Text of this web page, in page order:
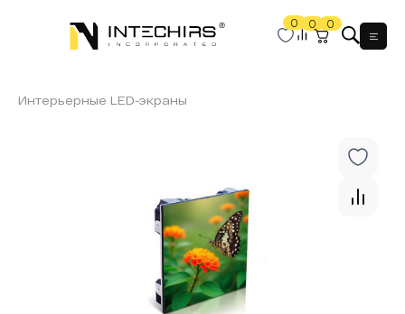
0 0 0
Интерьерные LED-экраны